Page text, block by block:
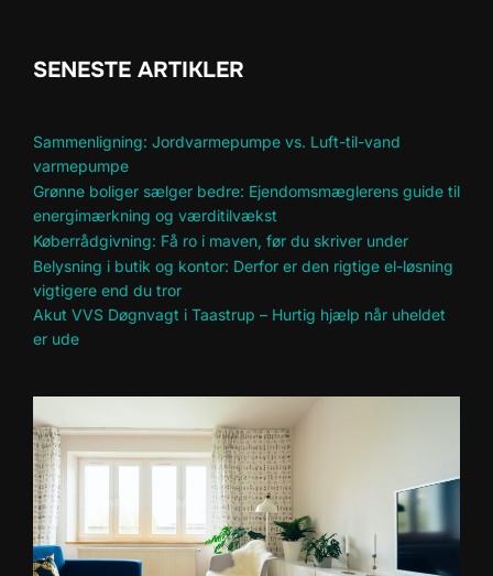
SENESTE ARTIKLER
Sammenligning: Jordvarmepumpe vs. Luft-til-vand
varmepumpe
Grønne boliger sælger bedre: Ejendomsmæglerens guide til
energimærkning og værditilvækst
Køberrådgivning: Få ro i maven, før du skriver under
Belysning i butik og kontor: Derfor er den rigtige el-løsning
vigtigere end du tror
Akut VVS Døgnvagt i Taastrup – Hurtig hjælp når uheldet
er ude